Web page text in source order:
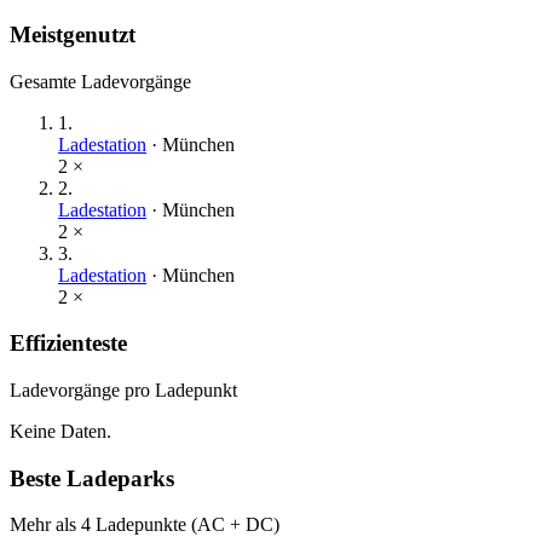
Meistgenutzt
Gesamte Ladevorgänge
1 .
Ladestation · München
2 ×
2.
Ladestation · München
2 ×
3.
Ladestation · München
2 ×
Effizienteste
Ladevorgänge pro Ladepunkt
Keine Daten.
Beste Ladeparks
Mehr als 4 Ladepunkte (AC + DC)